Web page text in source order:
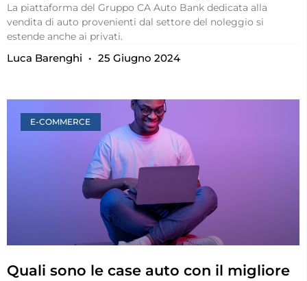
La piattaforma del Gruppo CA Auto Bank dedicata alla
vendita di auto provenienti dal settore del noleggio si
estende anche ai privati.
Luca Barenghi 25 Giugno 2024
E-COMMERCE
Quali sono le case auto con il migliore